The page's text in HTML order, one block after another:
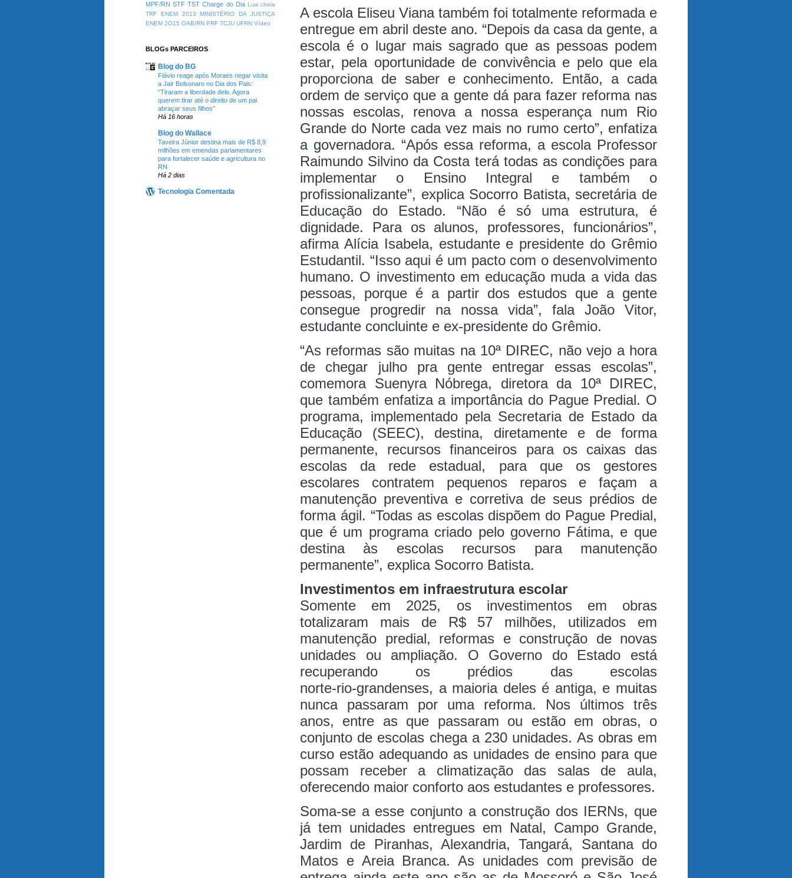
A escola Eliseu Viana também foi totalmente reformada e
entregue em abril deste ano. “Depois da casa da gente, a
escola é o lugar mais sagrado que as pessoas podem
estar, pela oportunidade de convivência e pelo que ela
proporciona de saber e conhecimento. Então, a cada
ordem de serviço que a gente dá para fazer reforma nas
nossas escolas, renova a nossa esperança num Rio
Grande do Norte cada vez mais no rumo certo”, enfatiza
a governadora. “Após essa reforma, a escola Professor
Raimundo Silvino da Costa terá todas as condições para
implementar o Ensino Integral e também o
profissionalizante”, explica Socorro Batista, secretária de
Educação do Estado.“Não é só uma estrutura, é
dignidade. Para os alunos, professores, funcionários”,
afirma Alícia Isabela, estudante e presidente do Grêmio
Estudantil. “Isso aqui é um pacto com o desenvolvimento
humano. O investimento em educação muda a vida das
pessoas, porque é a partir dos estudos que a gente
consegue progredir na nossa vida”, fala João Vitor,
estudante concluinte e ex‑presidente do Grêmio.
“As reformas são muitas na 10ª DIREC, não vejo a hora
de chegar julho pra gente entregar essas escolas”,
comemora Suenyra Nóbrega, diretora da 10ª DIREC,
que também enfatiza a importância do Pague Predial. O
programa, implementado pela Secretaria de Estado da
Educação (SEEC), destina, diretamente e de forma
permanente, recursos financeiros para os caixas das
escolas da rede estadual, para que os gestores
escolares contratem pequenos reparos e façam a
manutenção preventiva e corretiva de seus prédios de
forma ágil. “Todas as escolas dispõem do Pague Predial,
que é um programa criado pelo governo Fátima, e que
destina às escolas recursos para manutenção
permanente”, explica Socorro Batista.
Investimentos em infraestrutura escolar
Somente em 2025, os investimentos em obras
totalizaram mais de R$ 57 milhões, utilizados em
manutenção predial, reformas e construção de novas
unidades ou ampliação. O Governo do Estado está
recuperando os prédios das escolas
norte‑rio‑grandenses, a maioria deles é antiga, e muitas
nunca passaram por uma reforma. Nos últimos três
anos, entre as que passaram ou estão em obras, o
conjunto de escolas chega a 230 unidades. As obras em
curso estão adequando as unidades de ensino para que
possam receber a climatização das salas de aula,
oferecendo maior conforto aos estudantes e professores.
Soma‑se a esse conjunto a construção dos IERNs, que
já tem unidades entregues em Natal, Campo Grande,
Jardim de Piranhas, Alexandria, Tangará, Santana do
Matos e Areia Branca. As unidades com previsão de
MPF/RN STF TST Charge do Dia Lua cheia
TRF
ENEM 2013
MINISTÉRIO DA JUSTIÇA
ENEM 2O15 OAB/RN PRF TCJU UFRN Vídeo
BLOGs PARCEIROS
Blog do BG
Flávio reage após Moraes negar visita
a Jair Bolsonaro no Dia dos Pais:
“Tiraram a liberdade dele. Agora
querem tirar até o direito de um pai
abraçar seus filhos”
Há 16 horas
Blog do Wallace
Taveira Júnior destina mais de R$ 8,9
milhões em emendas parlamentares
para fortalecer saúde e agricultura no
RN
Há 2 dias
Tecnologia Comentada